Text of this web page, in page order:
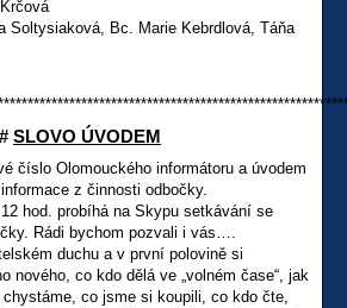
Soltysiaková, Bc. Marie Kebrdlová, Táňa
#SLOVO ÚVODEM
číslo Olomouckého informátoru a úvodem
z činnosti odbočky.
hod. probíhá na Skypu setkávání se
Rádi bychom pozvali i vás….
duchu a v první polovině si
nového, co kdo dělá ve „volném čase“, jak
co jsme si koupili, co kdo čte,